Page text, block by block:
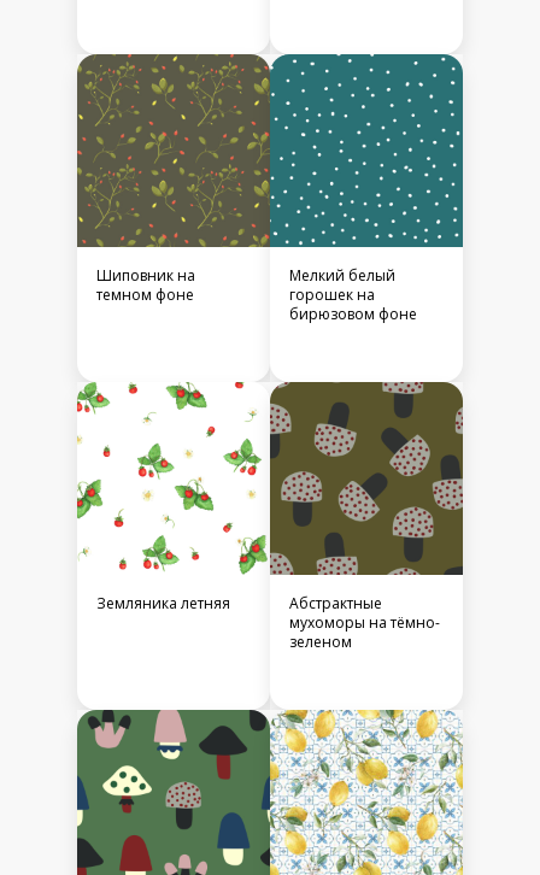
Шиповник на
темном фоне
Мелкий белый
горошек на
бирюзовом фоне
Земляника летняя
Абстрактные
мухоморы на тёмно-
зеленом